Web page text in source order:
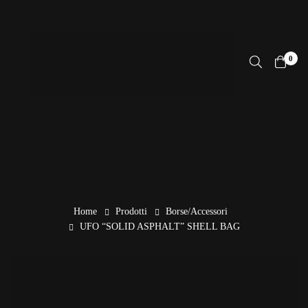
0
Home Prodotti
Borse/Accessori
UFO “SOLID ASPHALT” SHELL BAG